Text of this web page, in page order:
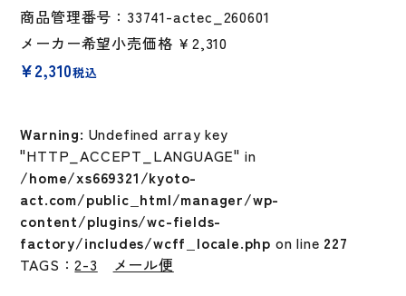
商品管理番号：33741-actec_260601
メーカー希望小売価格 ￥2,310
¥2,310税込
Warning: Undefined array key
"HTTP_ACCEPT_LANGUAGE" in
/home/xs669321/kyoto-
act.com/public_html/manager/wp-
content/plugins/wc-fields-
factory/includes/wcff_locale.php on line 227
TAGS：2-3
メール便